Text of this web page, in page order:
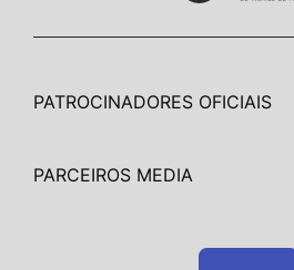
PATROCINADORES OFICIAIS
PARCEIROS MEDIA